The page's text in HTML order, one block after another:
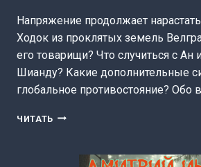
Напряжение продолжает
Ходок из проклятых земель
его товарищи? Что случиться с Ан
Шианду? Какие дополнительные
глобальное противостояние? Обо
ЧИТАТЬ ХОДОК-5
ГРИГОРЬЕВ)